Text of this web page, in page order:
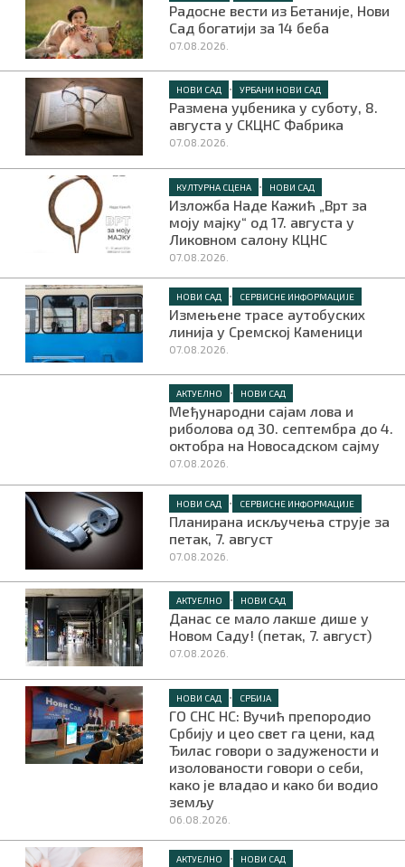
Радосне вести из Бетаније, Нови
Сад богатији за 14 беба
07.08.2026.
НОВИ САД • УРБАНИ НОВИ САД
Размена уџбеника у суботу, 8.
августа у СКЦНС Фабрика
07.08.2026.
КУЛТУРНА СЦЕНА • НОВИ САД
Изложба Наде Кажић „Врт за
моју мајку“ од 17. августа у
Ликовном салону КЦНС
07.08.2026.
НОВИ САД • СЕРВИСНЕ ИНФОРМАЦИЈЕ
Измењене трасе аутобуских
линија у Сремској Каменици
07.08.2026.
АКТУЕЛНО • НОВИ САД
Међународни сајам лова и
риболова од 30. септембра до 4.
октобра на Новосадском сајму
07.08.2026.
НОВИ САД • СЕРВИСНЕ ИНФОРМАЦИЈЕ
Планирана искључења струје за
петак, 7. август
07.08.2026.
АКТУЕЛНО • НОВИ САД
Данас се мало лакше дише у
Новом Саду! (петак, 7. август)
07.08.2026.
НОВИ САД • СРБИЈА
ГО СНС НС: Вучић препородио
Србију и цео свет га цени, кад
Ђилас говори о задужености и
изолованости говори о себи,
како је владао и како би водио
земљу
06.08.2026.
АКТУЕЛНО • НОВИ САД